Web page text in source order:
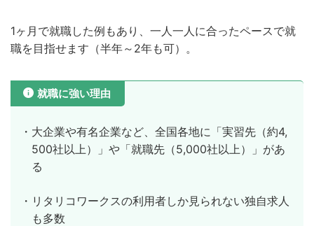
1ヶ月で就職した例もあり、一人一人に合ったペースで就
職を目指せます（半年～2年も可）。
就職に強い理由
・大企業や有名企業など、全国各地に「実習先（約4,
500社以上）」や「就職先（5,000社以上）」があ
る
・リタリコワークスの利用者しか見られない独自求人
も多数